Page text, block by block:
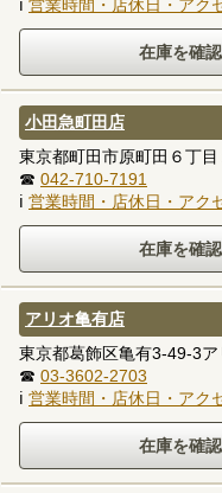
ℹ 営業時間・店休日・アク
小田急町田店
東京都町田市原町田６丁
☎ 042-710-7191
ℹ 営業時間・店休日・アク
アリオ亀有店
東京都葛飾区亀有3-49-3
☎ 03-3602-2703
ℹ 営業時間・店休日・アク